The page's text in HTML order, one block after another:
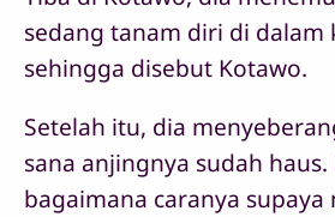
sedang tanam diri di
sehingga disebut Kotawo.
Setelah itu, dia
sana anjingnya sudah
bagaimana caranya